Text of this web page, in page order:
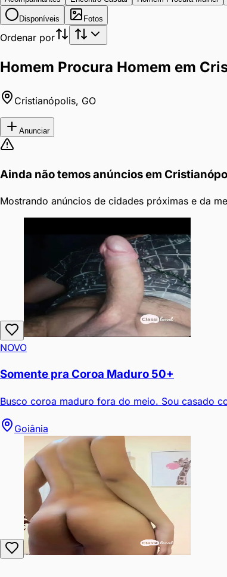
Disponíveis Fotos
Ordenar por
Homem Procura Homem em
Cristianópolis, GO
Anunciar
Ainda não temos anúncios em
Mostrando anúncios de cidades próximas e da
NOVO
Somente pra Coroa Maduro 50+
Busco coroa maduro fora do meio. Sou casado
Goiânia